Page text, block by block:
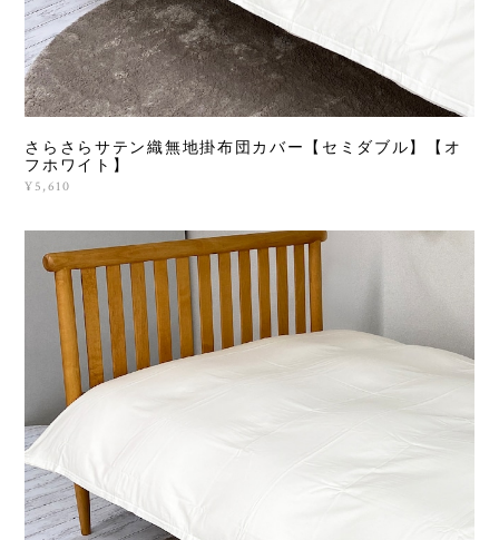
さらさらサテン織無地掛布団カバー【セミダブル】【オ
フホワイト】
¥5,610